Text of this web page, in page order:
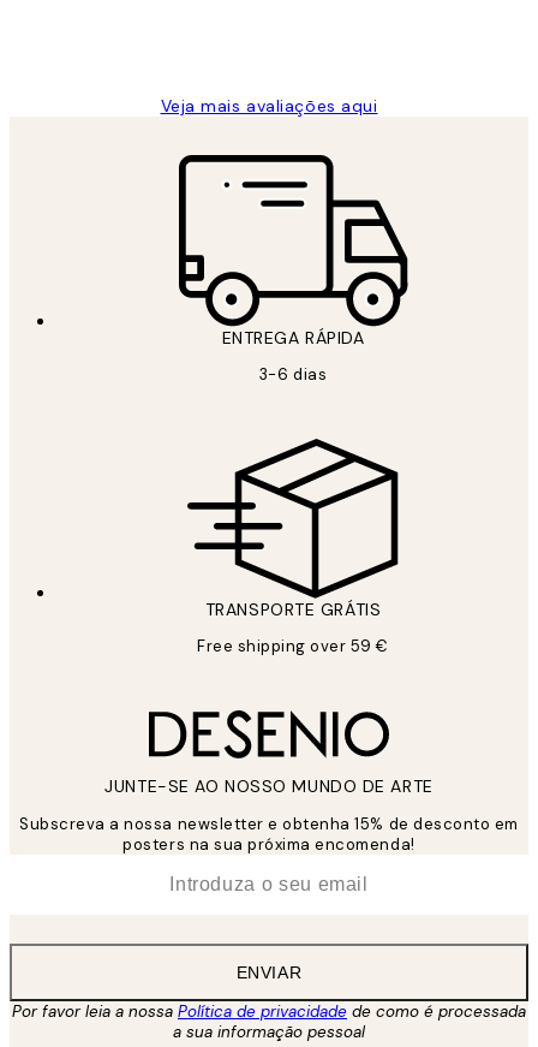
Veja mais avaliações aqui
ENTREGA RÁPIDA
3-6 dias
TRANSPORTE GRÁTIS
Free shipping over 59 €
JUNTE-SE AO NOSSO MUNDO DE ARTE
Subscreva a nossa newsletter e obtenha 15% de desconto em
posters na sua próxima encomenda!
ENVIAR
Por favor leia a nossa Política de privacidade de como é processada
a sua informação pessoal